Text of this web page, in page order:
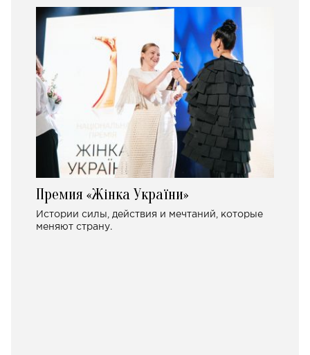
Премия «Жінка України»
Истории силы, действия и мечтаний, которые
меняют страну.